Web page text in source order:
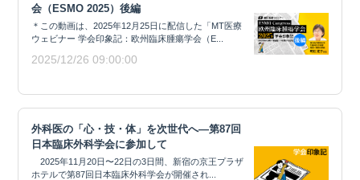
会（ESMO 2025）後編
＊この動画は、2025年12月25日に配信した「MT医療
ウェビナー 学会印象記：欧州臨床腫瘍学会（E...
2025/12/26 09:00:00
外科医の「心・技・体」を次世代へ―第87回
日本臨床外科学会に参加して
2025年11月20日〜22日の3日間、新宿の京王プラザ
ホテルで第87回日本臨床外科学会が開催され...